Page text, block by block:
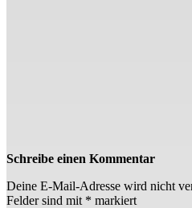
Schreibe einen Kommentar
Deine E-Mail-Adresse wird nicht
Felder sind mit * markiert